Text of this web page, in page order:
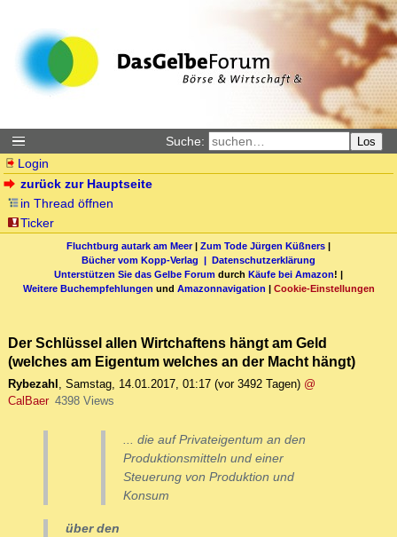
Suche: Los
Login
zurück zur Hauptseite
in Thread öffnen
Ticker
Fluchtburg autark am Meer| Zum Tode Jürgen Küßners |
Bücher vom Kopp-Verlag | Datenschutzerklärung
Unterstützen Sie das Gelbe Forum durch Käufe bei Amazon! |
Weitere Buchempfehlungen und Amazonnavigation | Cookie-Einstellungen
Der Schlüssel allen Wirtchaftens hängt am Geld
(welches am Eigentum welches an der Macht hängt)
Rybezahl , Samstag, 14.01.2017, 01:17 (vor 3492 Tagen) @
CalBaer 4398 Views
... die auf Privateigentum an den
Produktionsmitteln und einer
Steuerung von Produktion und
Konsum
über den